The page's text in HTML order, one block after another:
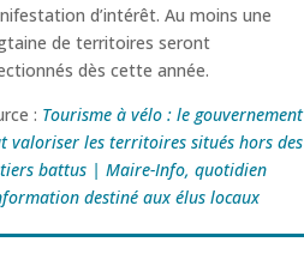
d’intérêt. Au moins une
de territoires seront
dès cette année.
: Tourisme à vélo : le gouvernement
valoriser les territoires situés hors des
battus | Maire-Info, quotidien
destiné aux élus locaux